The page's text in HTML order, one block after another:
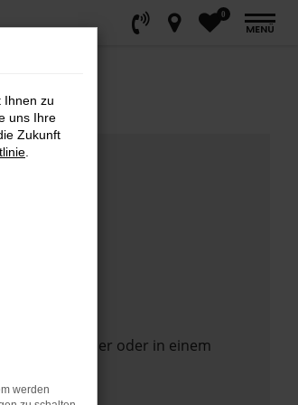
0
MENÜ
Browser oder in einem
Ihnen zu
uns Ihre
Zukunft
werden